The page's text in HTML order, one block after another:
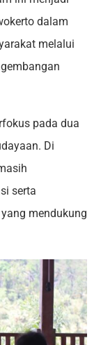
dalam
melalui
pada dua
Di
serta
mendukung